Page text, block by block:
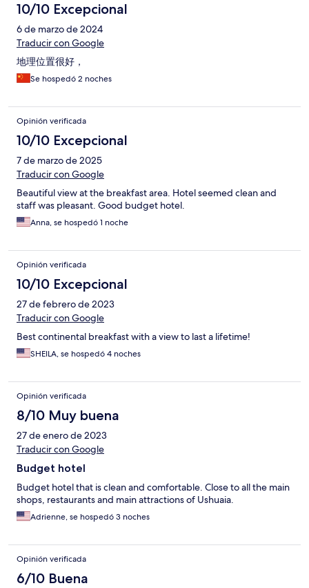
10/10 Excepcional
6 de marzo de 2024
Traducir con Google
地理位置很好，
Se hospedó 2 noches
Opinión verificada
10/10 Excepcional
7 de marzo de 2025
Traducir con Google
Beautiful view at the breakfast area. Hotel seemed clean and
staff was pleasant. Good budget hotel.
Anna, se hospedó 1 noche
Opinión verificada
10/10 Excepcional
27 de febrero de 2023
Traducir con Google
Best continental breakfast with a view to last a lifetime!
SHEILA, se hospedó 4 noches
Opinión verificada
8/10 Muy buena
27 de enero de 2023
Traducir con Google
Budget hotel
Budget hotel that is clean and comfortable. Close to all the main
shops, restaurants and main attractions of Ushuaia.
Adrienne, se hospedó 3 noches
Opinión verificada
6/10 Buena